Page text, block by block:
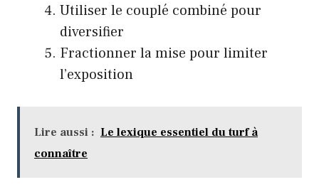
Utiliser le couplé combiné pour
diversifier
Fractionner la mise pour limiter
l’exposition
Lire aussi : Le lexique essentiel du turf à
connaître